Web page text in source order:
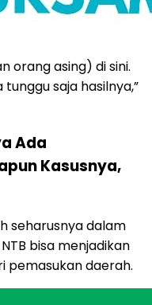
orang asing) di sini.
saja hasilnya,”
Ada
Kasusnya,
seharusnya dalam
bisa menjadikan
pemasukan daerah.